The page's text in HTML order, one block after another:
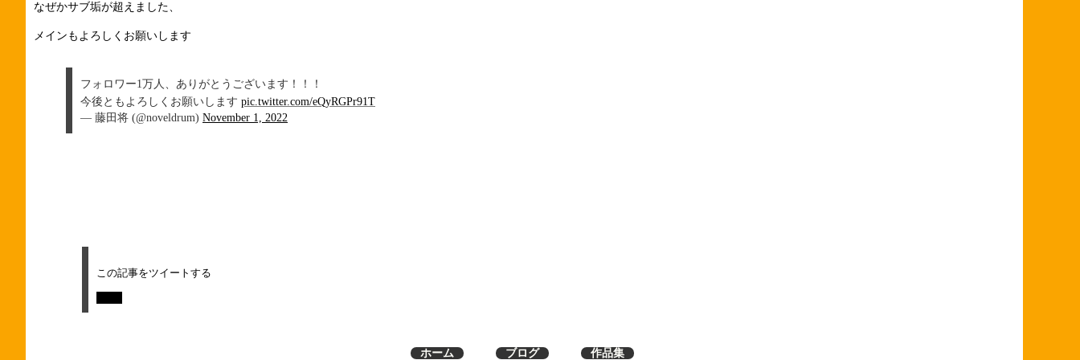
なぜかサブ垢が超えました、
メインもよろしくお願いします
フォロワー1万人、ありがとうございます！！！
今後ともよろしくお願いします pic.twitter.com/eQyRGPr91T
— 藤田将 (@noveldrum) November 1, 2022
この記事をツイートする
ホーム ブログ 作品集